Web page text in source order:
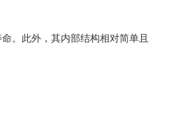
。此外，其内部结构相对简单且